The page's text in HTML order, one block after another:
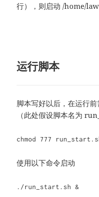
行），则启动 /home/
运行脚本
脚本写好以后，在运行
（此处假设脚本名为
chmod 777
使用以下命令启动
./run_start.sh &